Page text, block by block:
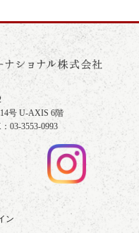
号 U-AXIS 6階
03-3553-0993
ン